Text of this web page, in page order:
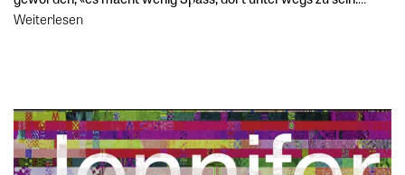
Weiterlesen